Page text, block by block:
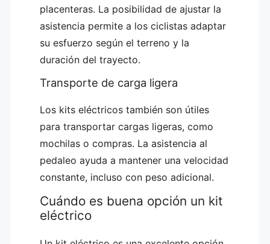
placenteras. La posibilidad de ajustar la
asistencia permite a los ciclistas adaptar
su esfuerzo según el terreno y la
duración del trayecto.
Transporte de carga ligera
Los kits eléctricos también son útiles
para transportar cargas ligeras, como
mochilas o compras. La asistencia al
pedaleo ayuda a mantener una velocidad
constante, incluso con peso adicional.
Cuándo es buena opción un kit
eléctrico